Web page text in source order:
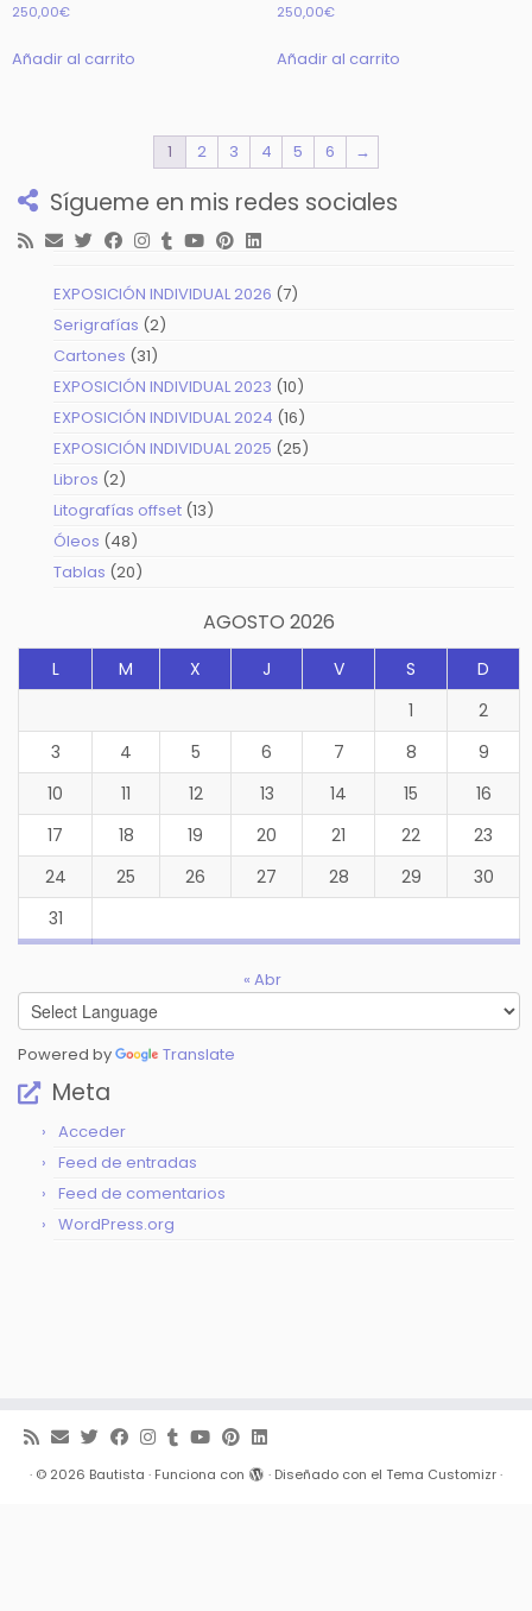
250,00€
Añadir al carrito
250,00€
Añadir al carrito
1 2 3 4 5 6 →
Sígueme en mis redes sociales
EXPOSICIÓN INDIVIDUAL 2026 77
Serigrafías 22
Cartones 3131
productos
EXPOSICIÓN INDIVIDUAL 2023 1010
productos
EXPOSICIÓN INDIVIDUAL 2024 1616
productos
EXPOSICIÓN INDIVIDUAL 2025 2525
Libros 22
productos
Litografías offset 1313
Óleos 4848
productos
Tablas 2020
AGOSTO 2026
L M X J V S
D
1
2
3
4 5 6 7 8
9
10
11 12 13 14 15
16
17
18 19 20 21 22
23
24
25 26 27 28 29
30
31
« Abr
Powered by Translate
Meta
Acceder
Feed de entradas
Feed de comentarios
WordPress.org
· © 2026 Bautista · Funciona con · Diseñado con el Tema Customizr·